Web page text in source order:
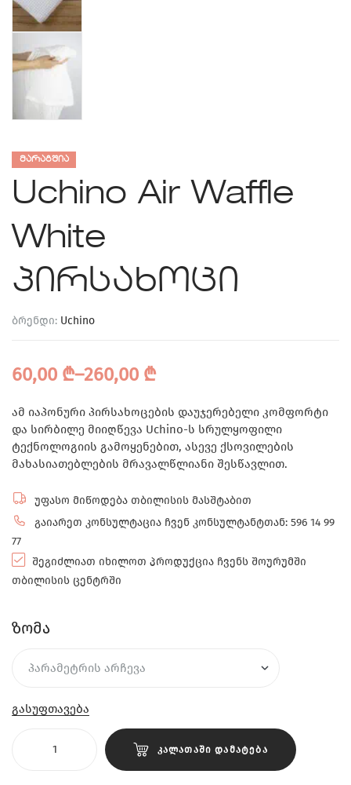
ᲛᲐᲠᲐᲒᲨᲘᲐ
Uchino Air Waffle
White
პირსახოცი
ბრენდი: Uchino
60,00 ₾–260,00 ₾
ამ იაპონური პირსახოცების დაუჯერებელი კომფორტი
და სირბილე მიიღწევა Uchino-ს სრულყოფილი
ტექნოლოგიის გამოყენებით, ასევე ქსოვილების
მახასიათებლების მრავალწლიანი შესწავლით.
უფასო მიწოდება თბილისის მასშტაბით
გაიარეთ კონსულტაცია ჩვენ კონსულტანტთან: 596 14 99
77
შეგიძლიათ იხილოთ პროდუქცია ჩვენს შოურუმში
თბილისის ცენტრში
ზომა
გასუფთავება
ᲙᲐᲚᲐᲗᲐᲨᲘ ᲓᲐᲛᲐᲢᲔᲑᲐ